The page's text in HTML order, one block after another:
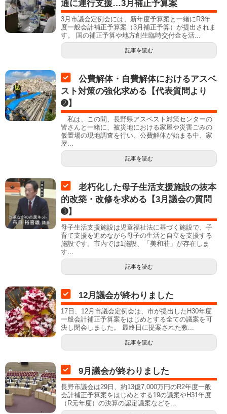
通に運行支援…3月補正予算案
3月市議会定例会には、新年度予算案と一緒にR3年
度一般会計補正予算案（3月補正予算）が提出されま
す。 国の補正予算や地方創生臨時交付金を活...
記事を読む
公費解体・自費解体におけるアスベ
スト対策の強化求める【代表質問より
➋】
私は、この間、長野県アスベスト対策センターの
皆さんと一緒に、被災地における家屋や災害ごみの
仮置場の現地調査を行い、公費解体が始まる中、家
屋...
記事を読む
老朽化した母子生活支援施設の抜本
的改築・改修を求める【3月議会の質問
➌】
母子生活支援施設は児童福祉法に基づく施設で、子
育て支援を進めながら母子の生活と自立を支援する
施設です。市内では1施設、「美和荘」が存在しま
す...
記事を読む
12月議会が終わりました
17日、12月市議会定例会は、市が提出したH30年度
一般会計補正予算案をはじめとする全ての議案を可
決し閉会しました。 最終日に提案された教...
記事を読む
9月議会が終わりました
長野市議会は29日、約13億7,000万円のR2年度一般
会計補正予算案をはじめとする19の議案やH31年度
（R元年度）の決算の認定議案などを...